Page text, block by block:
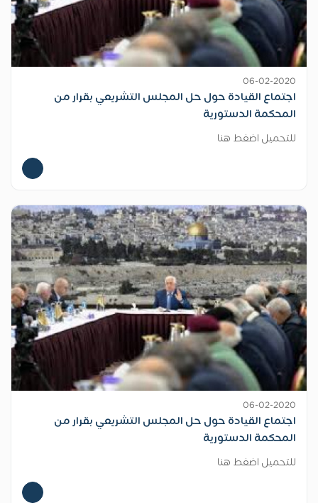
06-02-2020
اجتماع القيادة حول حل المجلس التشريعي بقرار من
المحكمة الدستورية
للتحميل اضغط هنا
06-02-2020
اجتماع القيادة حول حل المجلس التشريعي بقرار من
المحكمة الدستورية
للتحميل اضغط هنا